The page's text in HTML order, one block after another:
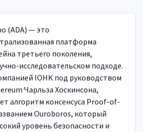
(ADA) — это
платформа
третьего поколения,
исследовательском подходе.
IOHK под руководством
Чарльза Хоскинсона,
алгоритм консенсуса Proof-of-
Ouroboros, который
уровень безопасности и